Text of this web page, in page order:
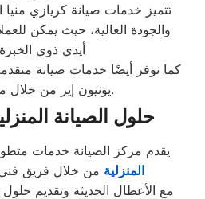
تتميز خدمات صيانة كريازي منيا
والجودة العالية، حيث يمكن
أيدي ذوي
كما نوفر أيضًا خدمات صيانة
يونيون إير من خلال مراكز متخصصة.
حلول الصيانة
يقدم مركز الصيانة خدمات
المنزلية من خلال فريق
مع الأعطال الحديثة وتقديم